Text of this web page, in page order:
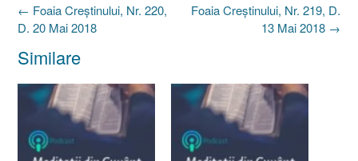
Post
navigation
Foaia Creştinului, Nr. 219, D.
13 Mai 2018 →
← Foaia Creştinului, Nr. 220,
D. 20 Mai 2018
Similare